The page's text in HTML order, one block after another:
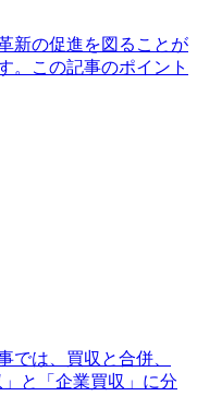
新の促進を図ることが
。この記事のポイント
は、買収と合併、
と「企業買収」に分